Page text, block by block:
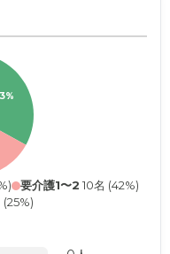
要介護1〜2 10名 (42%)
(25%)